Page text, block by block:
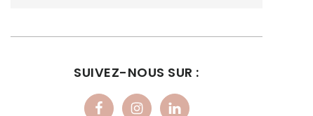
Web
SUIVEZ-NOUS SUR :